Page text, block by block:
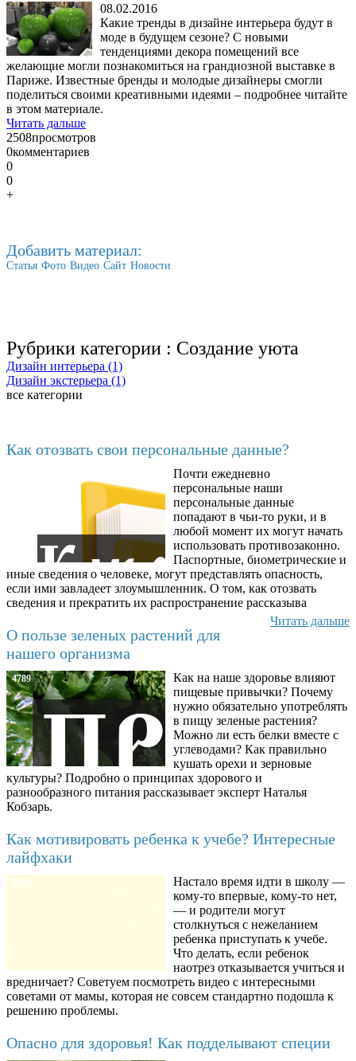
08.02.2016
Какие тренды в дизайне интерьера будут в
моде в будущем сезоне? С новыми
тенденциями декора помещений все
желающие могли познакомиться на грандиозной выставке в
Париже. Известные бренды и молодые дизайнеры смогли
поделиться своими креативными идеями – подробнее читайте
в этом материале.
Читать дальше
2508просмотров
0комментариев
0
0
+
Добавить материал:
Статья Фото Видео Сайт Новости
Рубрики категории : Создание уюта
Дизайн интерьера (1)
Дизайн экстерьера (1)
все категории
Как отозвать свои персональные данные?
Почти ежедневно
персональные наши
персональные данные
попадают в чьи-то руки, и в
любой момент их могут начать
использовать противозаконно.
Паспортные, биометрические и
иные сведения о человеке, могут представлять опасность,
если ими завладеет злоумышленник. О том, как отозвать
сведения и прекратить их распространение рассказыва
Читать дальше
О пользе зеленых растений для
нашего организма
4789
Как на наше здоровье влияют
пищевые привычки? Почему
нужно обязательно употреблять
в пищу зеленые растения?
Можно ли есть белки вместе с
углеводами? Как правильно
кушать орехи и зерновые
культуры? Подробно о принципах здорового и
разнообразного питания рассказывает эксперт Наталья
Кобзарь.
Как мотивировать ребенка к учебе? Интересные
лайфхаки
8780
Настало время идти в школу —
кому-то впервые, кому-то нет,
— и родители могут
столкнуться с нежеланием
ребенка приступать к учебе.
Что делать, если ребенок
наотрез отказывается учиться и
вредничает? Советуем посмотреть видео с интересными
советами от мамы, которая не совсем стандартно подошла к
решению проблемы.
Опасно для здоровья! Как подделывают специи